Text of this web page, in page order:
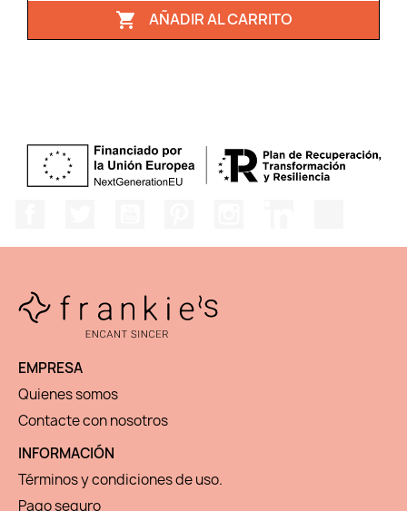
 AÑADIR AL CARRITO
EMPRESA
Quienes somos
Contacte con nosotros
INFORMACIÓN
Términos y condiciones de uso.
Pago seguro